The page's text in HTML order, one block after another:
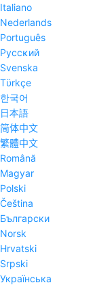
Italiano
Nederlands
Português
Pyccĸий
Svenska
Tϋrkçe
한국어
日本語
简体中文
繁體中文
Română
Magyar
Polski
Čeština
Български
Norsk
Hrvatski
Srpski
Українська